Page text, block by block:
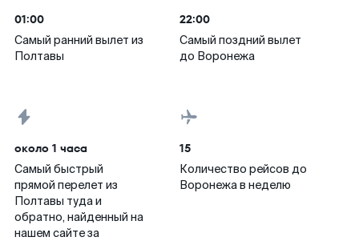
01:00
Самый ранний вылет из
Полтавы
22:00
Самый поздний вылет
до Воронежа
около 1 часа
Самый быстрый
прямой перелет из
Полтавы туда и
обратно, найденный на
нашем сайте за
15
Количество рейсов до
Воронежа в неделю